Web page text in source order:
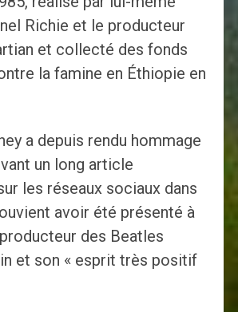
Richie et le producteur
et collecté des fonds
la famine en Éthiopie en
a depuis rendu hommage
un long article
les réseaux sociaux dans
avoir été présenté à
des Beatles
et son « esprit très positif